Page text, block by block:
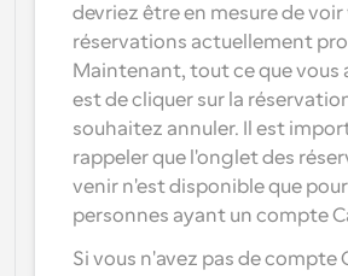
devriez être en mesure de voir
réservations actuellement
Maintenant, tout ce que vous
est de cliquer sur la
souhaitez annuler. Il est
rappeler que l'onglet des
venir n'est disponible que
personnes ayant un compte
Si vous n'avez pas de compte